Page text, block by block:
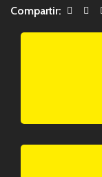
Compartir: